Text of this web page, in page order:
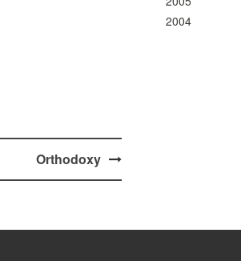
Orthodoxy
2004